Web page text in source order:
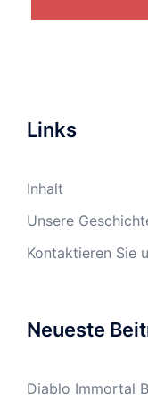
Links
Inhalt
Unsere
Kontaktieren Sie
Neueste
Diablo Immortal